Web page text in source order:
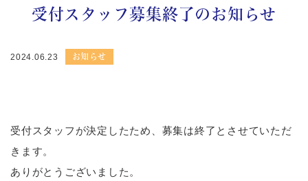
受付スタッフ募集終了のお知らせ
2024.06.23 お知らせ
受付スタッフが決定したため、募集は終了とさせていただ
きます。
ありがとうございました。